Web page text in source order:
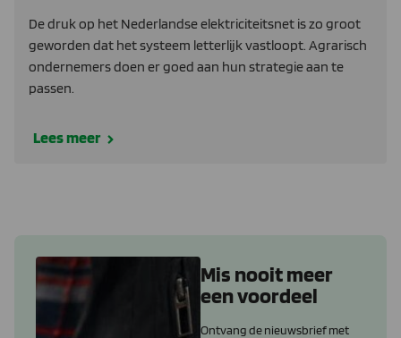
De druk op het Nederlandse elektriciteitsnet is zo groot
geworden dat het systeem letterlijk vastloopt. Agrarisch
ondernemers doen er goed aan hun strategie aan te
passen.
Lees meer
Mis nooit meer
een voordeel
Ontvang de nieuwsbrief met